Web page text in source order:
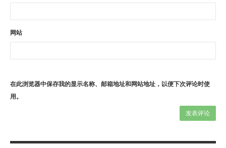
网站
在此浏览器中保存我的显示名称、邮箱地址和网站地址，以便下次评论时使
用。